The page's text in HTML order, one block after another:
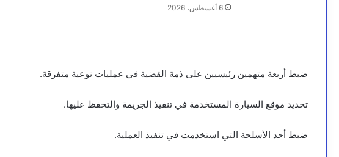
6 أغسطس، 2026
ضبط أربعة متهمين رئيسيين على ذمة القضية في عمليات نوعية متفرقة.
تحديد موقع السيارة المستخدمة في تنفيذ الجريمة والتحفظ عليها.
ضبط أحد الأسلحة التي استخدمت في تنفيذ العملية.